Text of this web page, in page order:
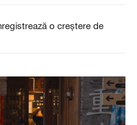
o creștere de